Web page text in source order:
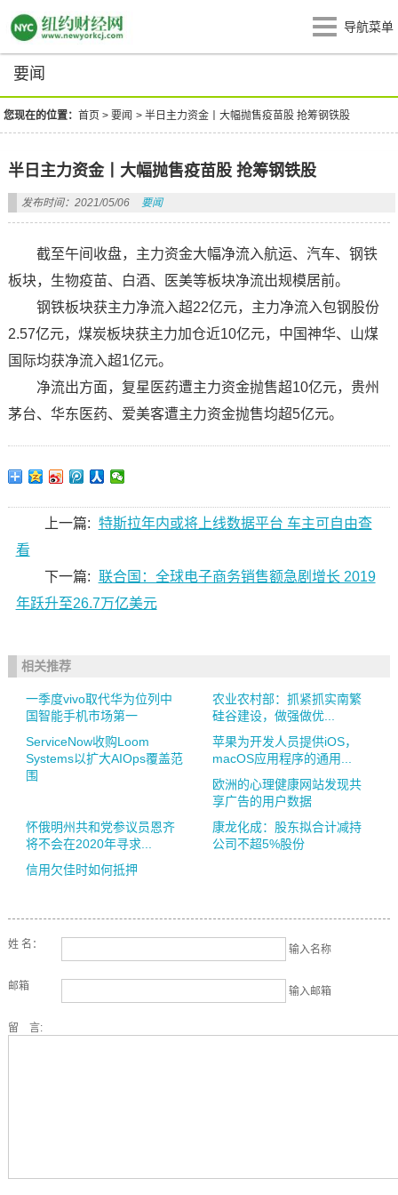
导航菜单
要闻
您现在的位置：首页 >要闻 >半日主力资金丨大幅抛售疫苗股 抢筹钢铁股
半日主力资金丨大幅抛售疫苗股 抢筹钢铁股
发布时间：2021/05/06 要闻
截至午间收盘，主力资金大幅净流入航运、汽车、钢铁
板块，生物疫苗、白酒、医美等板块净流出规模居前。
钢铁板块获主力净流入超22亿元，主力净流入包钢股份
2.57亿元，煤炭板块获主力加仓近10亿元，中国神华、山煤
国际均获净流入超1亿元。
净流出方面，复星医药遭主力资金抛售超10亿元，贵州
茅台、华东医药、爱美客遭主力资金抛售均超5亿元。
上一篇: 特斯拉年内或将上线数据平台 车主可自由查
看
下一篇: 联合国：全球电子商务销售额急剧增长 2019
年跃升至26.7万亿美元
相关推荐
一季度vivo取代华为位列中
国智能手机市场第一
农业农村部：抓紧抓实南繁
硅谷建设，做强做优...
ServiceNow收购Loom
Systems以扩大AIOps覆盖范
围
苹果为开发人员提供iOS，
macOS应用程序的通用...
欧洲的心理健康网站发现共
享广告的用户数据
怀俄明州共和党参议员恩齐
将不会在2020年寻求...
康龙化成：股东拟合计减持
公司不超5%股份
信用欠佳时如何抵押
姓 名： 输入名称
邮箱 输入邮箱
留 言: